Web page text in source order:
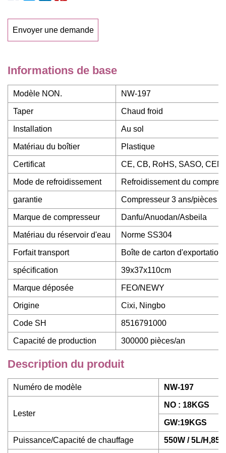
Envoyer une demande
Informations de base
Modèle NON. NW-197
Taper Chaud froid
Installation Au sol
Matériau du boîtier Plastique
Certificat CE, CB, RoHS, SASO, CEM
Mode de refroidissement Refroidissement du
garantie Compresseur 3 ans/pièces
Marque de compresseur Danfu/Anuodan/Asbeila
Matériau du réservoir d'eau Norme SS304
Forfait transport Boîte de carton d'exportation
spécification 39x37x110cm
Marque déposée FEO/NEWY
Origine Cixi, Ningbo
Code SH 8516791000
Capacité de production 300000 pièces/an
Description du produit
Numéro de modèle NW-197
Lester
NO : 18KGS
GW:19KGS
Puissance/Capacité de chauffage 550W / 5L/H,85-